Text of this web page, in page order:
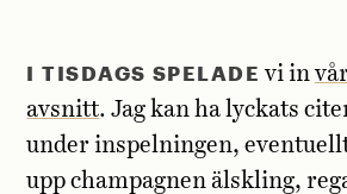
I TISDAGS SPELADE vi in
avsnitt. Jag kan ha lyckats
under inspelningen,
upp champagnen älskling,